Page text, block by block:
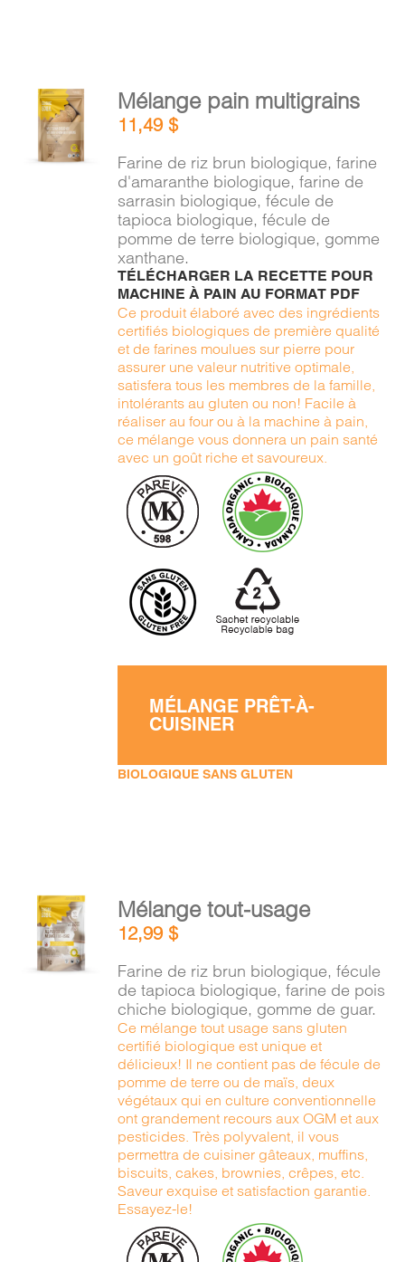
AJOUTER
AU
PANIER
Mélange pain multigrains
11,49$
Farine de riz brun biologique, farine
d'amaranthe biologique, farine de
sarrasin biologique, fécule de
tapioca biologique, fécule de
pomme de terre biologique, gomme
xanthane.
TÉLÉCHARGER LA RECETTE POUR
MACHINE À PAIN AU FORMAT PDF
Ce produit élaboré avec des ingrédients
certifiés biologiques de première qualité
et de farines moulues sur pierre pour
assurer une valeur nutritive optimale,
satisfera tous les membres de la famille,
intolérants au gluten ou non! Facile à
réaliser au four ou à la machine à pain,
ce mélange vous donnera un pain santé
avec un goût riche et savoureux.
MÉLANGE PRÊT-À-
CUISINER
BIOLOGIQUE SANS GLUTEN
AJOUTER
AU
PANIER
/
DÉTAILS
Mélange tout-usage
12,99$
Farine de riz brun biologique, fécule
de tapioca biologique, farine de pois
chiche biologique, gomme de guar.
Ce mélange tout usage sans gluten
certifié biologique est unique et
délicieux! Il ne contient pas de fécule de
pomme de terre ou de maïs, deux
végétaux qui en culture conventionnelle
ont grandement recours aux OGM et aux
pesticides. Très polyvalent, il vous
permettra de cuisiner gâteaux, muffins,
biscuits, cakes, brownies, crêpes, etc.
Saveur exquise et satisfaction garantie.
Essayez-le!